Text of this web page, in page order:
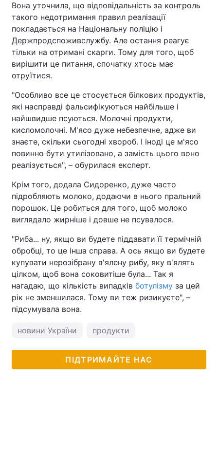
Вона уточнила, що відповідальність за контроль
такого недотримання правил реалізації
покладається на Національну поліцію і
Держпродспоживслужбу. Але остання реагує
тільки на отримані скарги. Тому для того, щоб
вирішити це питання, спочатку хтось має
отруїтися.
"Особливо все це стосується білкових продуктів,
які насправді фальсифікуються найбільше і
найшвидше псуються. Молочні продукти,
кисломолочні. М'ясо дуже небезпечне, адже ви
знаєте, скільки сьогодні хвороб. І іноді це м'ясо
повинно бути утилізовано, а замість цього воно
реалізується", – обурилася експерт.
Крім того, додала Сидоренко, дуже часто
підробляють молоко, додаючи в нього пральний
порошок. Це робиться для того, щоб молоко
виглядало жирніше і довше не псувалося.
"Риба... ну, якщо ви будете піддавати її термічній
обробці, то це інша справа. А ось якщо ви будете
купувати нерозібрану в'ялену рибу, яку в'ялять
цілком, щоб вона соковитіше була... Так я
нагадаю, що кількість випадків ботулізму за цей
рік не зменшилася. Тому ви теж ризикуєте", –
підсумувала вона.
новини України продукти
ПІДТРИМАЙТЕ НАС